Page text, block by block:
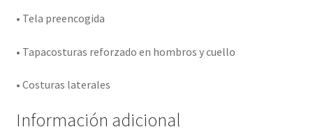
• Tela preencogida
• Tapacosturas reforzado en hombros y cuello
• Costuras laterales
Información adicional